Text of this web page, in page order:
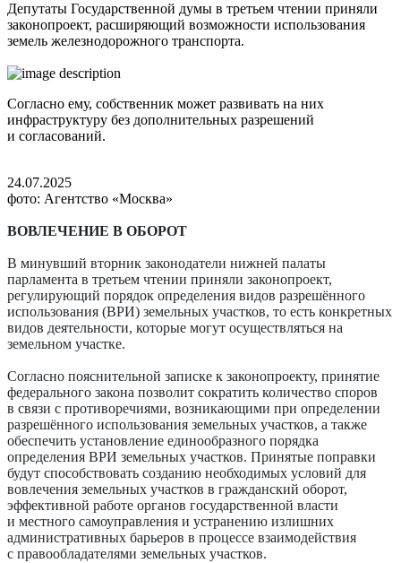
Депутаты Государственной думы в третьем чтении приняли
законопроект, расширяющий возможности использования
земель железнодорожного транспорта.
Согласно ему, собственник может развивать на них
инфраструктуру без дополнительных разрешений
и согласований.
24.07.2025
фото: Агентство «Москва»
ВОВЛЕЧЕНИЕ В ОБОРОТ
В минувший вторник законодатели нижней палаты
парламента в третьем чтении приняли законопроект,
регулирующий порядок определения видов разрешённого
использования (ВРИ) земельных участков, то есть конкретных
видов деятельности, которые могут осуществляться на
земельном участке.
Согласно пояснительной записке к законопроекту, принятие
федерального закона позволит сократить количество споров
в связи с противоречиями, возникающими при определении
разрешённого использования земельных участков, а также
обеспечить установление едино­образного порядка
определения ВРИ земельных участков. Принятые поправки
будут способствовать созданию необходимых условий для
вовлечения земельных участков в гражданский оборот,
эффективной работе органов государственной власти
и местного самоуправления и устранению излишних
административных барьеров в процессе взаимодействия
с правообладателями земельных участков.